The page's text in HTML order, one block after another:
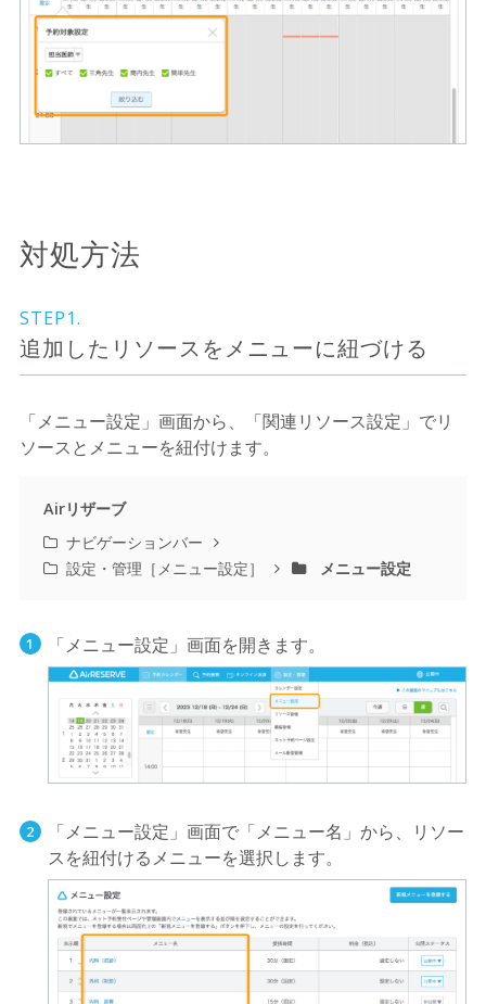
対処方法
STEP1.
追加したリソースをメニューに紐づける
「メニュー設定」画面から、「関連リソース設定」でリ
ソースとメニューを紐付けます。
Airリザーブ
ナビゲーションバー
設定・管理［メニュー設定］
メニュー設定
「メニュー設定」画面を開きます。
「メニュー設定」画面で「メニュー名」から、リソー
スを紐付けるメニューを選択します。